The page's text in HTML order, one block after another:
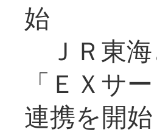
始
ＪＲ東海
「ＥＸサ
連携を開